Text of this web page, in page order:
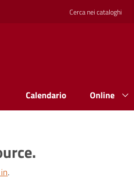
Cerca nei cataloghi
Calendario Online
.